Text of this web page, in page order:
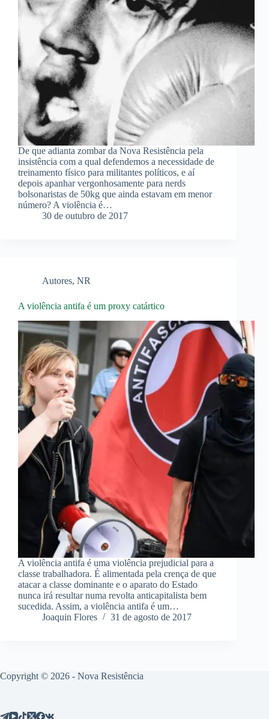
De que adianta zombar da Nova Resistência pela
insistência com a qual defendemos a necessidade de
treinamento físico para militantes políticos, e aí
depois apanhar vergonhosamente para nerds
bolsonaristas de 50kg que ainda estavam em menor
número? A violência é…
30 de outubro de 2017
Autores, NR
A violência antifa é um proxy catártico
A violência antifa é uma violência prejudicial para a
classe trabalhadora. É alimentada pela crença de que
atacar a classe dominante e o aparato do Estado
nunca irá resultar numa revolta anticapitalista bem
sucedida. Assim, a violência antifa é um…
Joaquin Flores
31 de agosto de 2017
Copyright © 2026 - Nova Resistência